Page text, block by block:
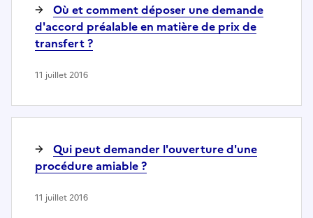
Où et comment déposer une demande
d'accord préalable en matière de prix de
transfert ?
11 juillet 2016
Qui peut demander l'ouverture d'une
procédure amiable ?
11 juillet 2016